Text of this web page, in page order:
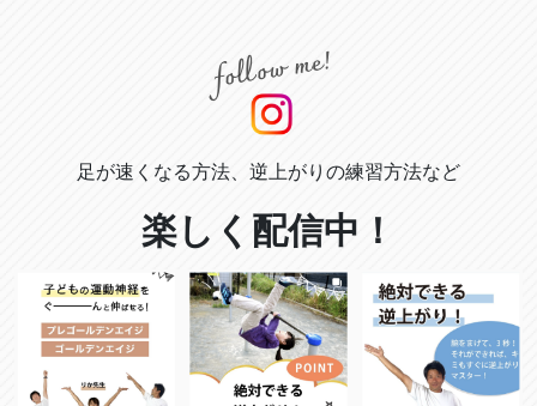
足が速くなる方法、逆上がりの練習方法など
楽しく配信中！